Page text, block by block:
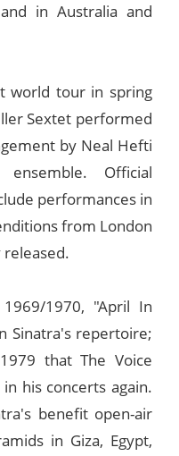
in Australia and
world tour in spring
Sextet performed
by Neal Hefti
Official
performances in
from London
released.
1970, "April In
Sinatra's repertoire;
that The Voice
his concerts again.
benefit open-air
in Giza, Egypt,